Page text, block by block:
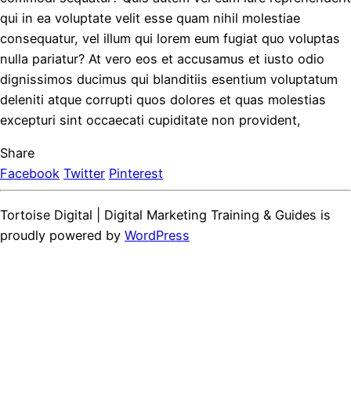
qui in ea voluptate velit esse quam nihil molestiae
consequatur, vel illum qui lorem eum fugiat quo voluptas
nulla pariatur? At vero eos et accusamus et iusto odio
dignissimos ducimus qui blanditiis esentium voluptatum
deleniti atque corrupti quos dolores et quas molestias
excepturi sint occaecati cupiditate non provident,
Share
Facebook Twitter Pinterest
Tortoise Digital | Digital Marketing Training & Guides is
proudly powered by WordPress